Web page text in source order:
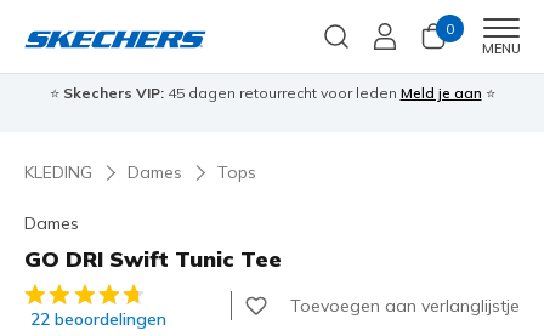
0
MENU
⭐ Skechers VIP:45 dagen retourrecht voor leden Meld je aan ⭐
KLEDING Dames Tops
Dames
GO DRI Swift Tunic Tee
5 van de 5 klantbeoordelingen
22 beoordelingen
Toevoegen aan verlanglijstje